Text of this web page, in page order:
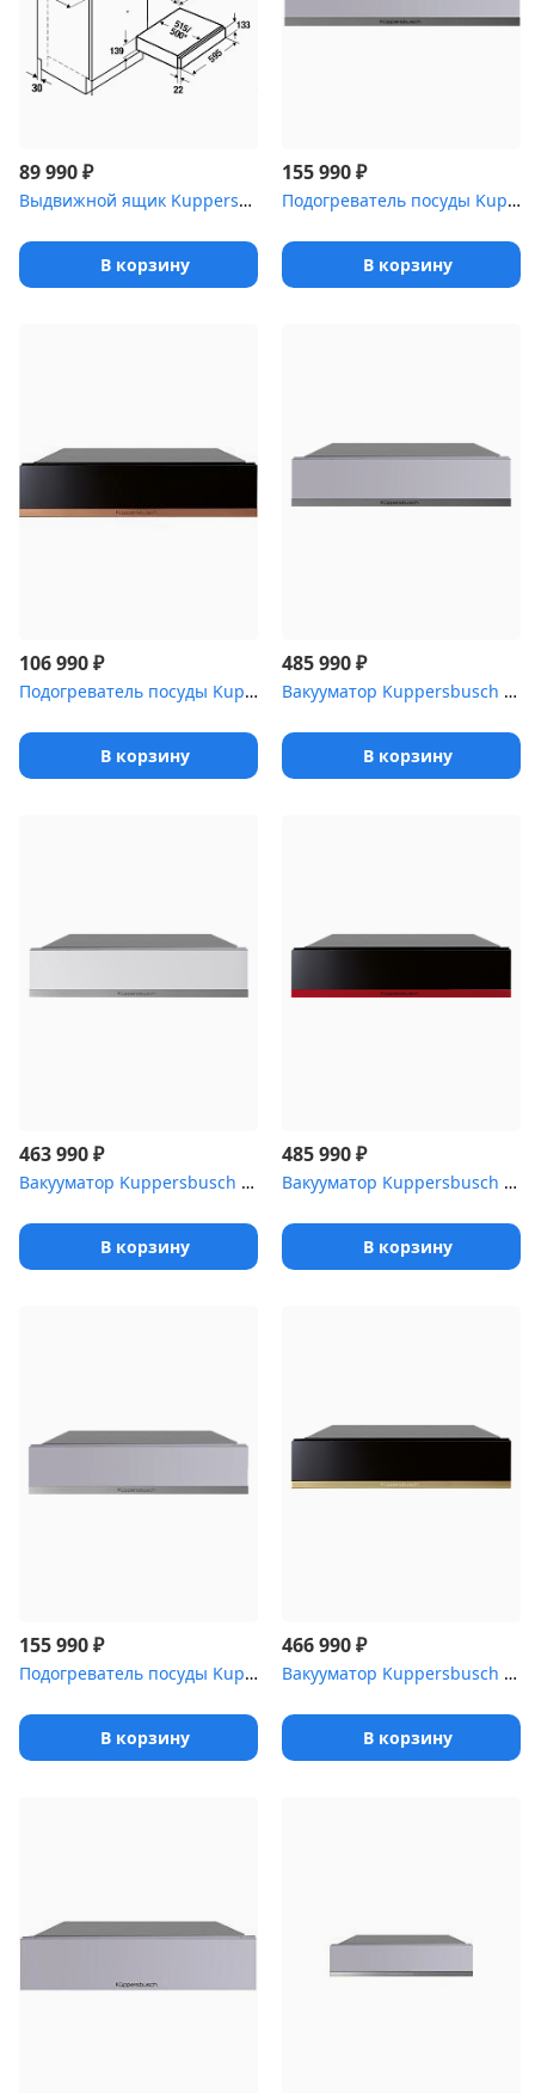
89 990₽
Выдвижной ящик Kuppersbusch CSZ 6800.0 S4 Gold
В корзину
155 990₽
Подогреватель посуды Kuppersbusch CSW 6800.0 G9 Shade of grey
В корзину
106 990₽
Подогреватель посуды Kuppersbusch CSW 6800.0 S7 Copper
В корзину
485 990₽
Вакууматор Kuppersbusch CSV 6800.0 W9 Shade of grey
В корзину
463 990₽
Вакууматор Kuppersbusch CSV 6800.0 W1 Stainless steel
В корзину
485 990₽
Вакууматор Kuppersbusch CSV 6800.0 S8 Hot Chili
В корзину
155 990₽
Подогреватель посуды Kuppersbusch CSW 6800.0 G1 Stainless Steel
В корзину
466 990₽
Вакууматор Kuppersbusch CSV 6800.0 S4 Gold
В корзину